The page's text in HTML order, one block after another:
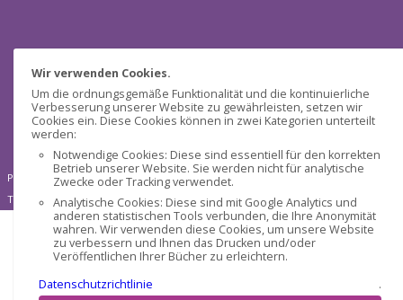
Wir verwenden Cookies.
Um die ordnungsgemäße Funktionalität und die kontinuierliche
Verbesserung unserer Website zu gewährleisten, setzen wir
Cookies ein. Diese Cookies können in zwei Kategorien unterteilt
werden:
Notwendige Cookies: Diese sind essentiell für den korrekten
Betrieb unserer Website. Sie werden nicht für analytische
Zwecke oder Tracking verwendet.
Analytische Cookies: Diese sind mit Google Analytics und
anderen statistischen Tools verbunden, die Ihre Anonymität
wahren. Wir verwenden diese Cookies, um unsere Website
zu verbessern und Ihnen das Drucken und/oder
Veröffentlichen Ihrer Bücher zu erleichtern.
Datenschutzrichtlinie
.
Pensática Lda., Steueridentifikationsnummer 517215560
Travessa de São Pedro, n° 8 - Lisboa - Portugal 1200-432